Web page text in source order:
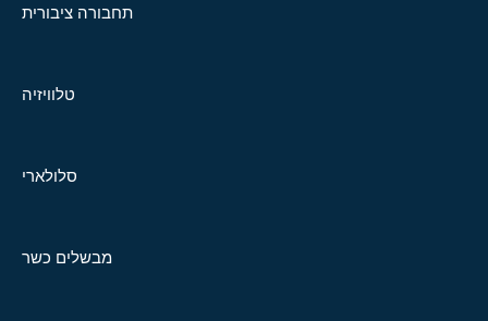
תחבורה ציבורית
טלוויזיה
סלולארי
מבשלים כשר